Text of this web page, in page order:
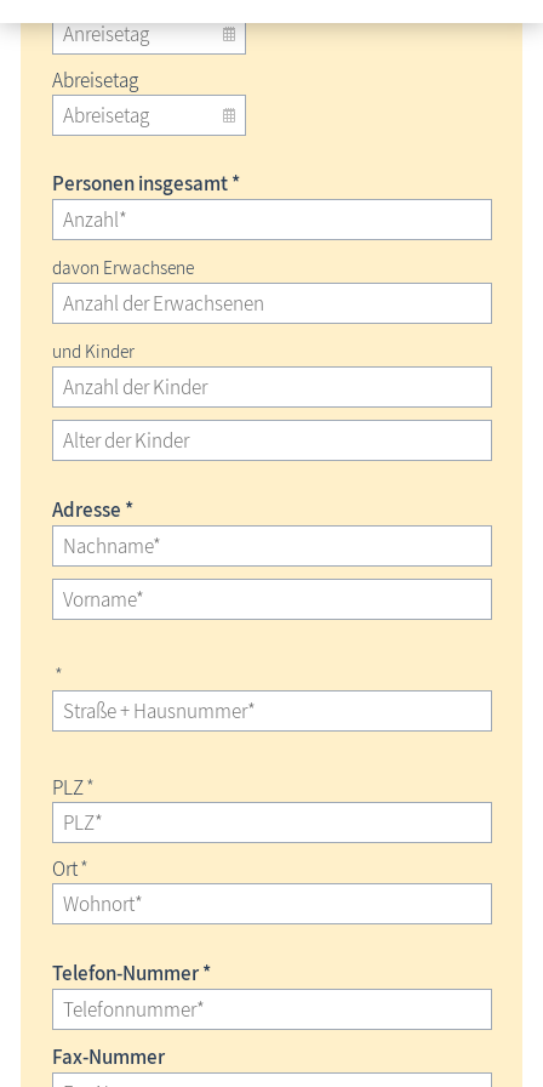
Abreisetag
Personen insgesamt *
davon Erwachsene
und Kinder
Adresse *
*
PLZ*
Ort*
Telefon-Nummer *
Fax-Nummer